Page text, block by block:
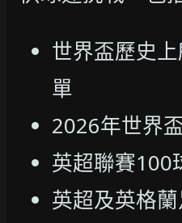
世界盃歷史
單
2026年世界
英超聯賽100
英超及英格